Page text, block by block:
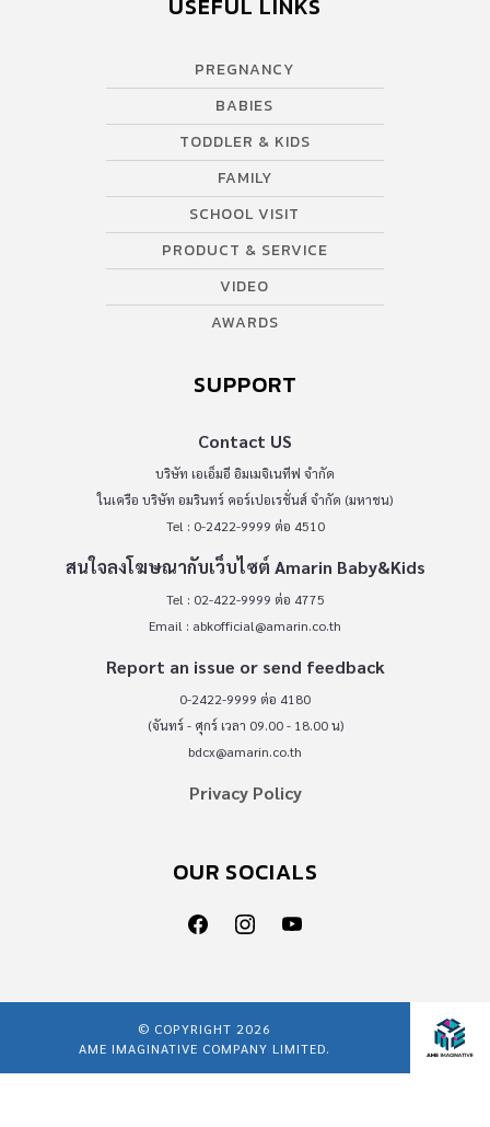
USEFUL LINKS
PREGNANCY
BABIES
TODDLER & KIDS
FAMILY
SCHOOL VISIT
PRODUCT & SERVICE
VIDEO
AWARDS
SUPPORT
Contact US
บริษัท เอเอ็มอี อิมเมจิเนทีฟ จำกัด
ในเครือ บริษัท อมรินทร์ คอร์เปอเรชั่นส์ จำกัด (มหาชน)
Tel : 0-2422-9999 ต่อ 4510
สนใจลงโฆษณากับเว็บไซต์ Amarin Baby&Kids
Tel : 02-422-9999 ต่อ 4775
Email : abkofficial@amarin.co.th
Report an issue or send feedback
0-2422-9999 ต่อ 4180
(จันทร์ - ศุกร์ เวลา 09.00 - 18.00 น)
bdcx@amarin.co.th
Privacy Policy
OUR SOCIALS
© COPYRIGHT 2026
AME IMAGINATIVE COMPANY LIMITED.